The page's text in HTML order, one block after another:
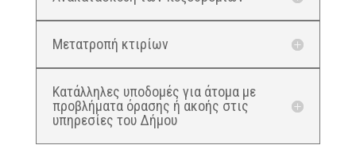
Μετατροπή κτιρίων
Κατάλληλες υποδομές για άτομα με
προβλήματα όρασης ή ακοής στις
υπηρεσίες του Δήμου